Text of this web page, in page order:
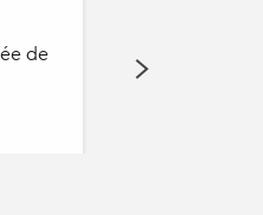
de
Michel